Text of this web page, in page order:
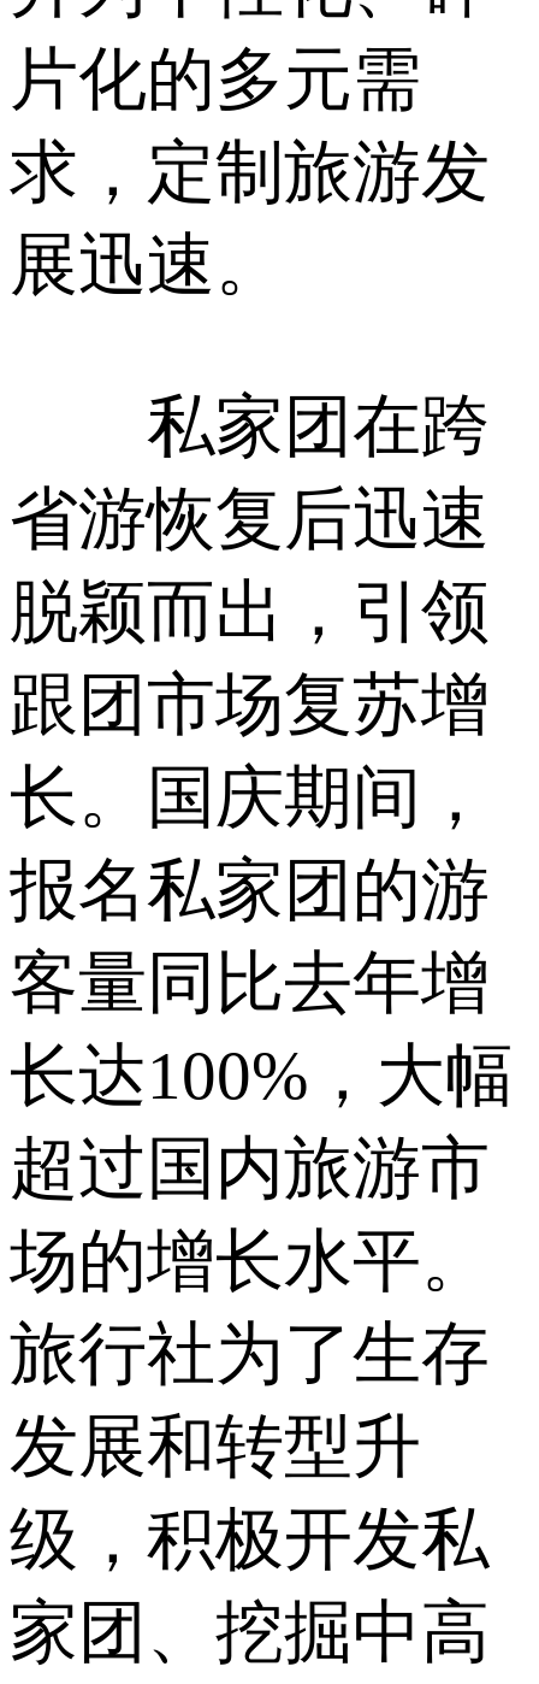
片化的多元需
求，定制旅游发
展迅速。
私家团在跨
省游恢复后迅速
脱颖而出，引领
跟团市场复苏增
长。国庆期间，
报名私家团的游
客量同比去年增
长达100%，大幅
超过国内旅游市
场的增长水平。
旅行社为了生存
发展和转型升
级，积极开发私
家团、挖掘中高